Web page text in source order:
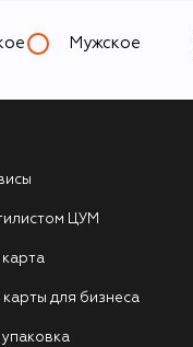
Мужское
ЦУМ
карта
карты для бизнеса